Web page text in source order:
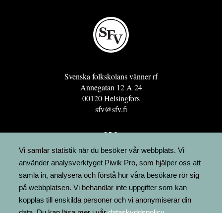
Svenska folkskolans vänner rf
Annegatan 12 A 24
00120 Helsingfors
sfv@sfv.fi
GRO
FÖRENINGSRESURSEN
MINNESRUNOR.FI
UPPSLAGSVERKET FINLAND
LÄGENHETER
FAKTURERING
Vi samlar statistik när du besöker vår webbplats. Vi
använder analysverktyget Piwik Pro, som hjälper oss att
samla in, analysera och förstå hur våra besökare rör sig
på webbplatsen. Vi behandlar inte uppgifter som kan
kopplas till enskilda personer och vi anonymiserar din